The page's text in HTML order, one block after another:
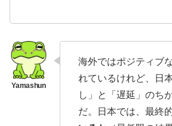
海外ではポジティブ
れているけれど、日
し」と「遅延」のち
だ。日本では、最終